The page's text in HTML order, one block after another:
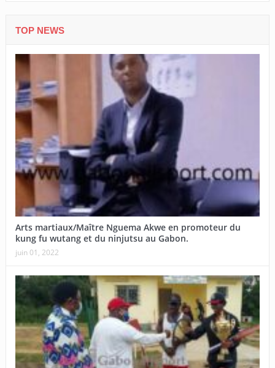
TOP NEWS
Arts martiaux/Maître Nguema Akwe en promoteur du
kung fu wutang et du ninjutsu au Gabon.
juin 01, 2022